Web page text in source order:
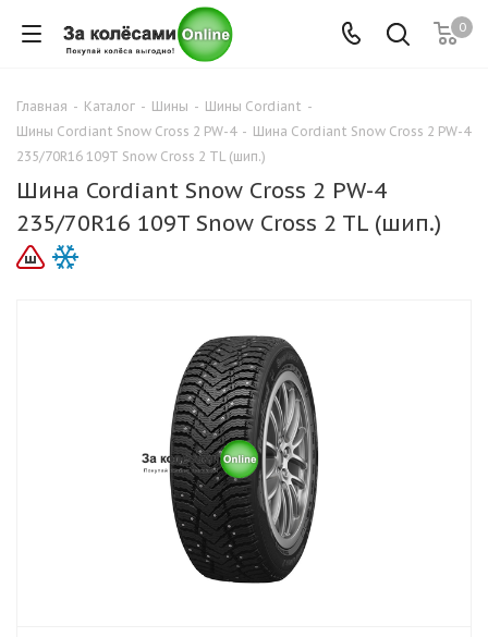
0
Главная - Каталог - Шины - Шины Cordiant -
Шины Cordiant Snow Cross 2 PW-4 - Шина Cordiant Snow Cross 2 PW-4
235/70R16 109T Snow Cross 2 TL (шип.)
Шина Cordiant Snow Cross 2 PW-4
235/70R16 109T Snow Cross 2 TL (шип.)